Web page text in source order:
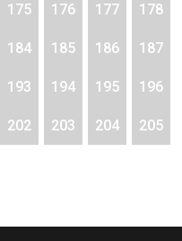
175 176 177 178
184 185 186 187
193 194 195 196
202 203 204 205